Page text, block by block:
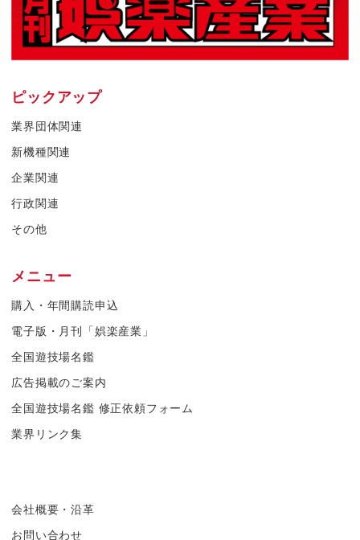
ピックアップ
業界団体関連
新機種関連
企業関連
行政関連
その他
メニュー
購入・年間購読申込
電子版・月刊「娯楽産業」
全国遊技場名鑑
広告掲載のご案内
全国遊技場名鑑 修正依頼フォーム
業界リンク集
会社概要・沿革
お問い合わせ